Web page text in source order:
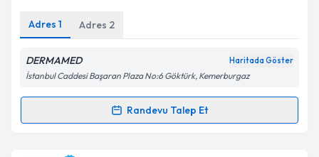
Kişisel verilerimin işlenmesine ilişkinAydınlatma
kapsamda işlenmesini kabul ediyorum.
Adres 1 Adres 2
DERMAMED Haritada Göster
İstanbul Caddesi Başaran Plaza No:6 Göktürk, Kemerburgaz
Randevu Talep Et
Randevu Takvimi Talebi